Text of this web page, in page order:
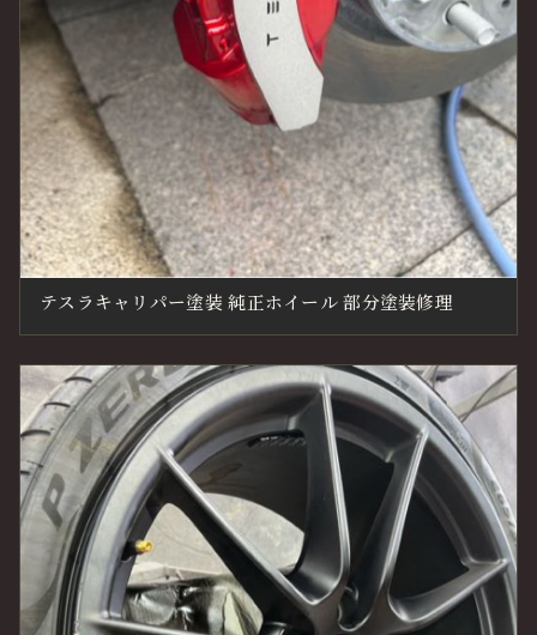
テスラキャリパー塗装 純正ホイール 部分塗装修理